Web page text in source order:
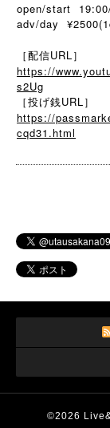
open/start
adv/day
［配信URL］
https://
s2Ug
［投げ銭URL］
https://
cqd31.html
©2026